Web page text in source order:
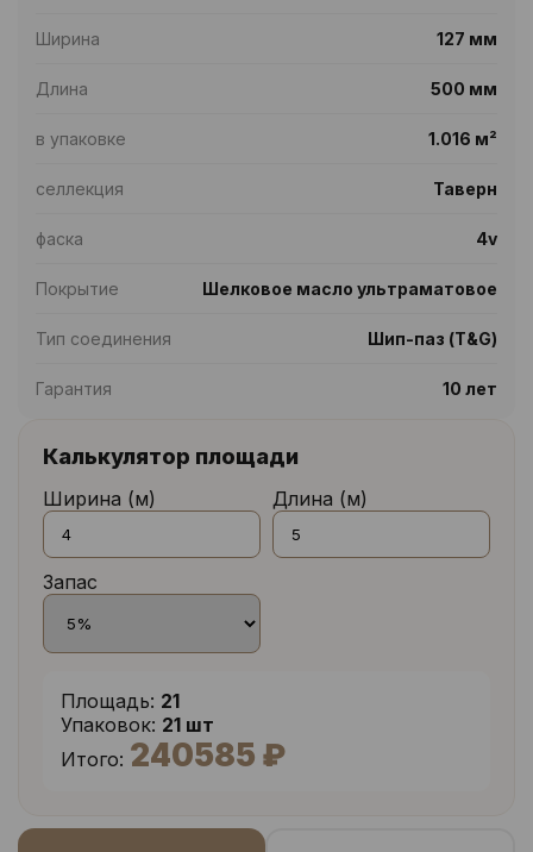
Ширина 127 мм
Длина 500 мм
в упаковке 1.016 м²
селлекция Таверн
фаска 4v
Покрытие Шелковое масло ультраматовое
Тип соединения Шип-паз (T&G)
Гарантия 10 лет
Калькулятор площади
Ширина (м) Длина (м)
Запас
Площадь: 21
Упаковок: 21 шт
Итого: 240585 ₽